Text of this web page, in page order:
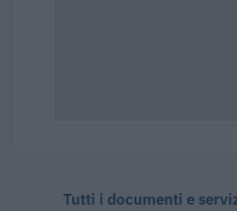
Tutti i documenti e